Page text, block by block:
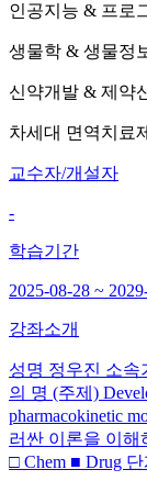
인공지능 & 프로
생물학 & 생물정
신약개발 & 제약
차세대 면역치료
교수자/개설자
-
학습기간
2025-08-28 ~
강좌소개
성명 정우진 소
의 명 (주제)
pharmacokinetic
러싼 이론을 이
□ Chem ■ Drug